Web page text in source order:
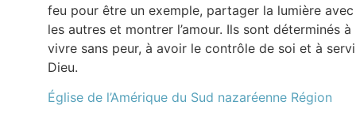
feu pour être un exemple, partager la lumière avec
les autres et montrer l’amour. Ils sont déterminés à
vivre sans peur, à avoir le contrôle de soi et à
Dieu.
Église de l’Amérique du Sud nazaréenne Région